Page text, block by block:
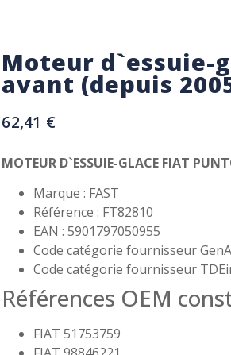
Moteur d`essuie-
avant (depuis
62,41 €
MOTEUR D`ESSUIE-GLACE FIAT
Marque : FAST
Référence : FT82810
EAN : 5901797050955
Code catégorie fournisseur
Code catégorie fournisseur
Références OEM
FIAT 51753759